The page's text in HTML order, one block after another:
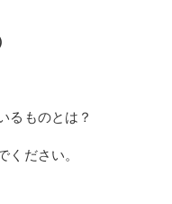
るものとは？
ください。